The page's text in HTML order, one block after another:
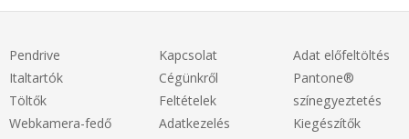
Pendrive
Italtartók
Töltők
Webkamera-fedő
Kapcsolat
Cégünkről
Feltételek
Adatkezelés
Adat előfeltöltés
Pantone®
színegyeztetés
Kiegészítők